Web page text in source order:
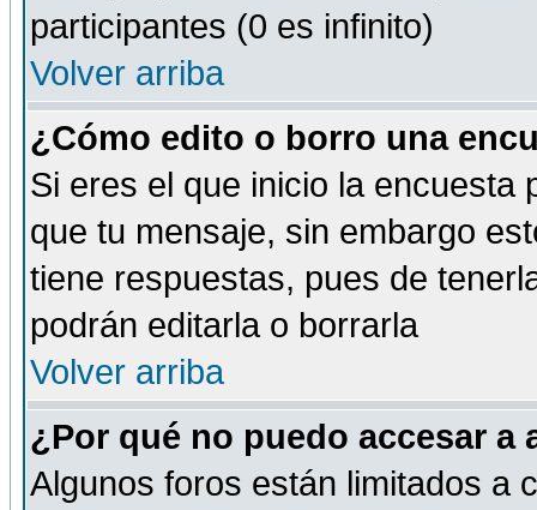
participantes (0 es infinito)
Volver arriba
¿Cómo edito o borro una
Si eres el que inicio la encuesta
que tu mensaje, sin embargo
tiene respuestas, pues de
podrán editarla o borrarla
Volver arriba
¿Por qué no puedo accesar a
Algunos foros están limitados a